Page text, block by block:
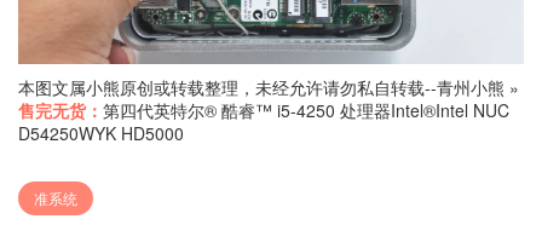
本图文属小熊原创或转载整理，未经允许请勿私自转载--青州小熊 »
售完无货： 第四代英特尔® 酷睿™ i5-4250 处理器Intel®Intel NUC
D54250WYK HD5000
准系统